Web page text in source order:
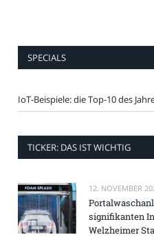
SPECIALS
IoT-Beispiele: die Top-10 des
TICKER: DAS IST WICHTIG
12. NOVEMBER
signifikanten
Welzheimer